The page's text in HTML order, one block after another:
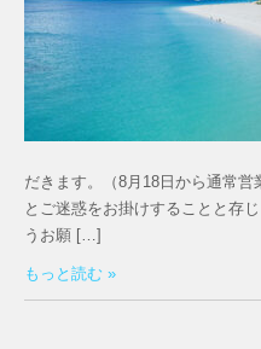
だきます。（8月18日から通常
とご迷惑をお掛けすることと存
うお願 […]
もっと読む »